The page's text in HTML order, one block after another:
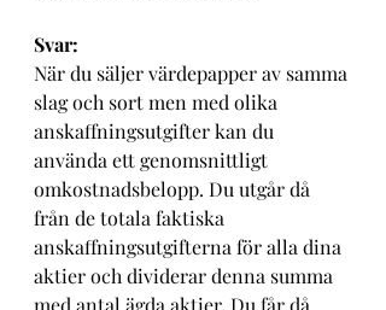
Svar:
När du säljer värdepapper av samma
slag och sort men med olika
anskaffningsutgifter kan du
använda ett genomsnittligt
omkostnadsbelopp. Du utgår då
från de totala faktiska
anskaffningsutgifterna för alla dina
aktier och dividerar denna summa
med antal ägda aktier. Du får då